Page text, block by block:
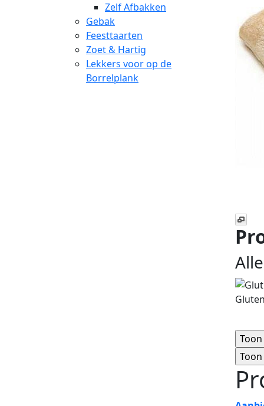
Zelf Afbakken
Gebak
Feesttaarten
Zoet & Hartig
Lekkers voor op de
Borrelplank